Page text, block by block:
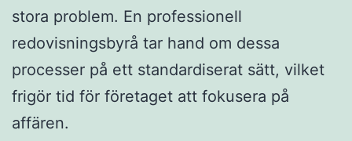
stora problem. En professionell
redovisningsbyrå tar hand om dessa
processer på ett standardiserat sätt, vilket
frigör tid för företaget att fokusera på
affären.